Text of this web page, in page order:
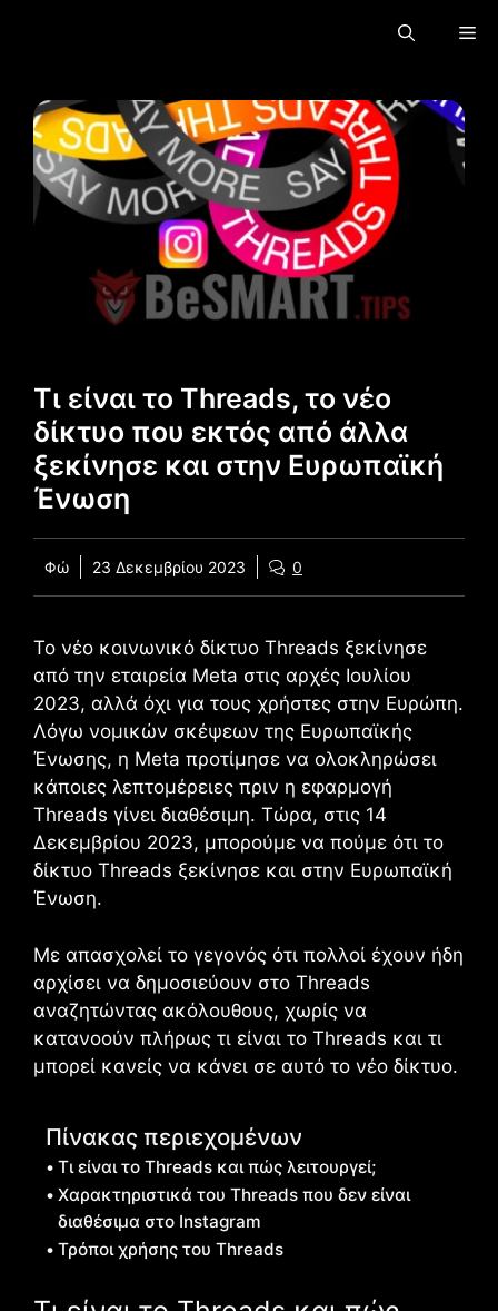
Τι είναι το Threads, το νέο
δίκτυο που εκτός από άλλα
ξεκίνησε και στην Ευρωπαϊκή
Ένωση
Φώ 23 Δεκεμβρίου 2023 0
Το νέο κοινωνικό δίκτυο Threads ξεκίνησε
από την εταιρεία Meta στις αρχές Ιουλίου
2023, αλλά όχι για τους χρήστες στην Ευρώπη.
Λόγω νομικών σκέψεων της Ευρωπαϊκής
Ένωσης, η Meta προτίμησε να ολοκληρώσει
κάποιες λεπτομέρειες πριν η εφαρμογή
Threads γίνει διαθέσιμη. Τώρα, στις 14
Δεκεμβρίου 2023, μπορούμε να πούμε ότι το
δίκτυο Threads ξεκίνησε και στην Ευρωπαϊκή
Ένωση.
Με απασχολεί το γεγονός ότι πολλοί έχουν ήδη
αρχίσει να δημοσιεύουν στο Threads
αναζητώντας ακόλουθους, χωρίς να
κατανοούν πλήρως τι είναι το Threads και τι
μπορεί κανείς να κάνει σε αυτό το νέο δίκτυο.
Πίνακας περιεχομένων
Τι είναι το Threads και πώς λειτουργεί;
Χαρακτηριστικά του Threads που δεν είναι
διαθέσιμα στο Instagram
Τρόποι χρήσης του Threads